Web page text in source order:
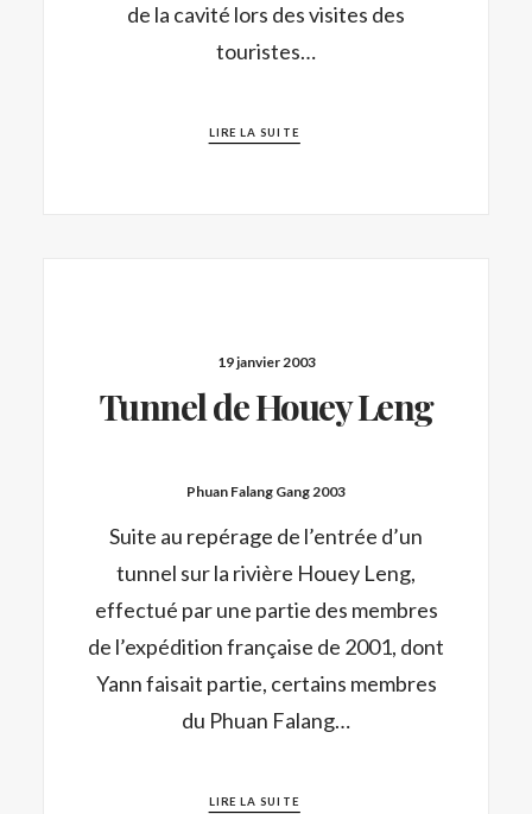
de la cavité lors des visites des
touristes…
LIRE LA SUITE
19 janvier 2003
Tunnel de Houey Leng
Phuan Falang Gang 2003
Suite au repérage de l’entrée d’un
tunnel sur la rivière Houey Leng,
effectué par une partie des membres
de l’expédition française de 2001, dont
Yann faisait partie, certains membres
du Phuan Falang…
LIRE LA SUITE